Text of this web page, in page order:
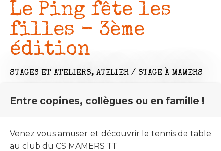
Le Ping fête les
filles - 3ème
édition
STAGES ET ATELIERS, ATELIER / STAGE À MAMERS
Entre copines, collègues ou en famille !
Venez vous amuser et découvrir le tennis de table
au club du CS MAMERS TT